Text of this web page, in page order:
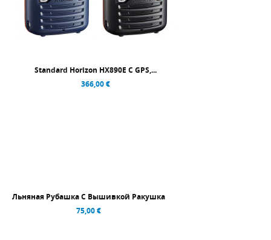
Standard Horizon HX890E С GPS,...
366,00 €
Льняная Рубашка С Вышивкой Ракушка
75,00 €